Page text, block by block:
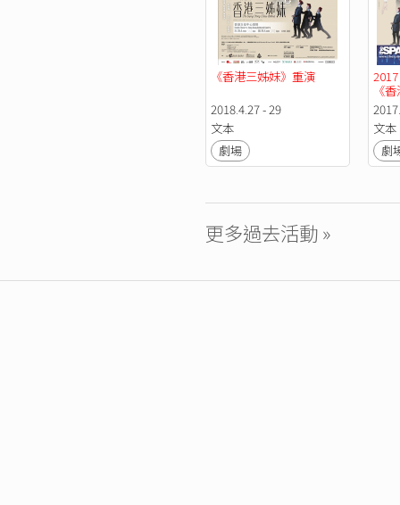
《香港三姊妹》重演
2018.4.27 - 29
文本
劇場
《
演出
文本
劇
更多過去活動 »